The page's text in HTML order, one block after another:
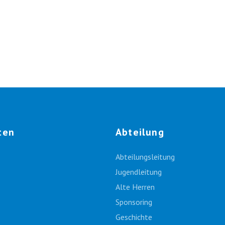
Abteilung
Abteilungsleitung
Jugendleitung
Alte Herren
Sponsoring
Geschichte